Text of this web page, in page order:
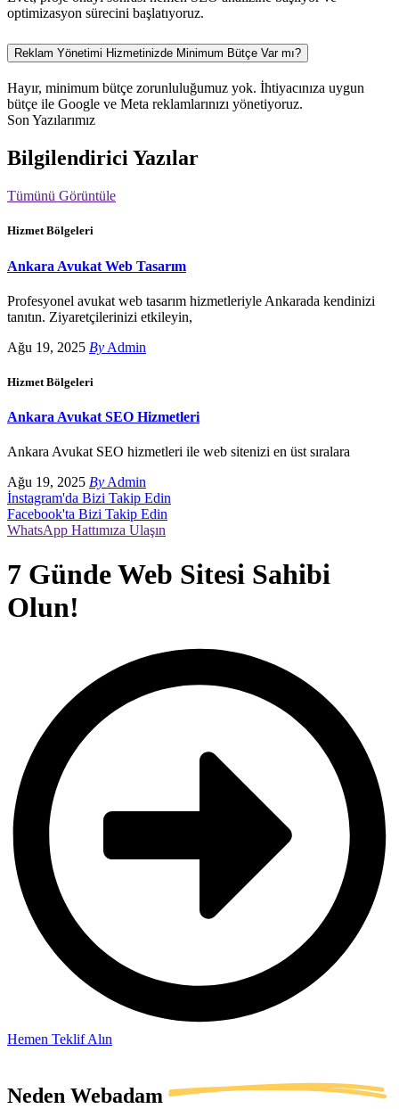
optimizasyon sürecini başlatıyoruz.
Reklam Yönetimi Hizmetinizde Minimum Bütçe Var mı?
Hayır, minimum bütçe zorunluluğumuz yok. İhtiyacınıza uygun
bütçe ile Google ve Meta reklamlarınızı yönetiyoruz.
Son Yazılarımız
Bilgilendirici Yazılar
Tümünü Görüntüle
Hizmet Bölgeleri
Ankara Avukat Web Tasarım
Profesyonel avukat web tasarım hizmetleriyle Ankarada kendinizi
tanıtın. Ziyaretçilerinizi etkileyin,
Ağu 19, 2025 By Admin
Hizmet Bölgeleri
Ankara Avukat SEO Hizmetleri
Ankara Avukat SEO hizmetleri ile web sitenizi en üst sıralara
Ağu 19, 2025 By Admin
İnstagram'da Bizi Takip Edin
Facebook'ta Bizi Takip Edin
WhatsApp Hattımıza Ulaşın
7 Günde Web Sitesi Sahibi
Olun!
Hemen Teklif Alın
Neden Webadam